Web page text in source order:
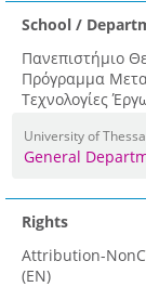
School /
Πανεπιστήμιο
Πρόγραμμα
Τεχνολογίες
University of
General
Rights
Attribution-
(EN)